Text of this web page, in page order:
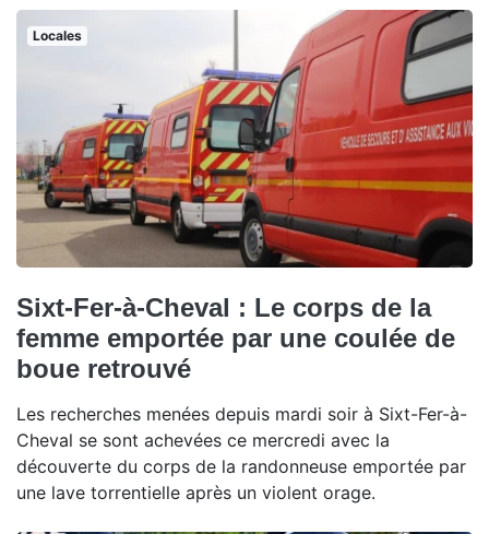
Locales
Sixt-Fer-à-Cheval : Le corps de la
femme emportée par une coulée de
boue retrouvé
Les recherches menées depuis mardi soir à Sixt-Fer-à-
Cheval se sont achevées ce mercredi avec la
découverte du corps de la randonneuse emportée par
une lave torrentielle après un violent orage.